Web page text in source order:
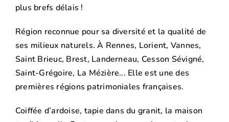
plus brefs délais !
Région reconnue pour sa diversité et la qualité de
ses milieux naturels. À Rennes, Lorient, Vannes,
Saint Brieuc, Brest, Landerneau, Cesson Sévigné,
Saint-Grégoire, La Mézière... Elle est une des
premières régions patrimoniales françaises.
Coiffée d’ardoise, tapie dans du granit, la maison